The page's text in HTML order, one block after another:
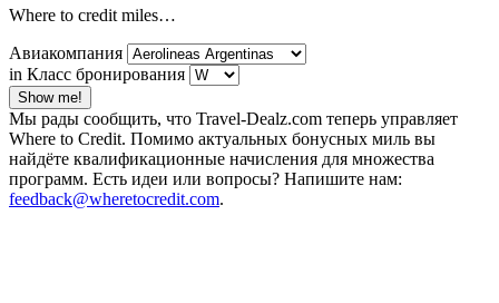
Where to credit miles…
Авиакомпания
in Класс бронирования
Show me!
Мы рады сообщить, что Travel-Dealz.com теперь управляет
Where to Credit. Помимо актуальных бонусных миль вы
найдёте квалификационные начисления для множества
программ. Есть идеи или вопросы? Напишите нам:
feedback@wheretocredit.com.